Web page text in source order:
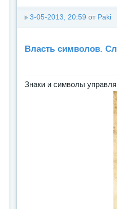
3-05-2013, 20:59 от Paki
Власть символов.
Знаки и символы